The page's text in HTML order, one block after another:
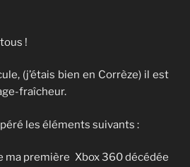
!
(j’étais bien en Corrèze) il est
fraîcheur.
les éléments suivants :
ma première Xbox 360 décédée